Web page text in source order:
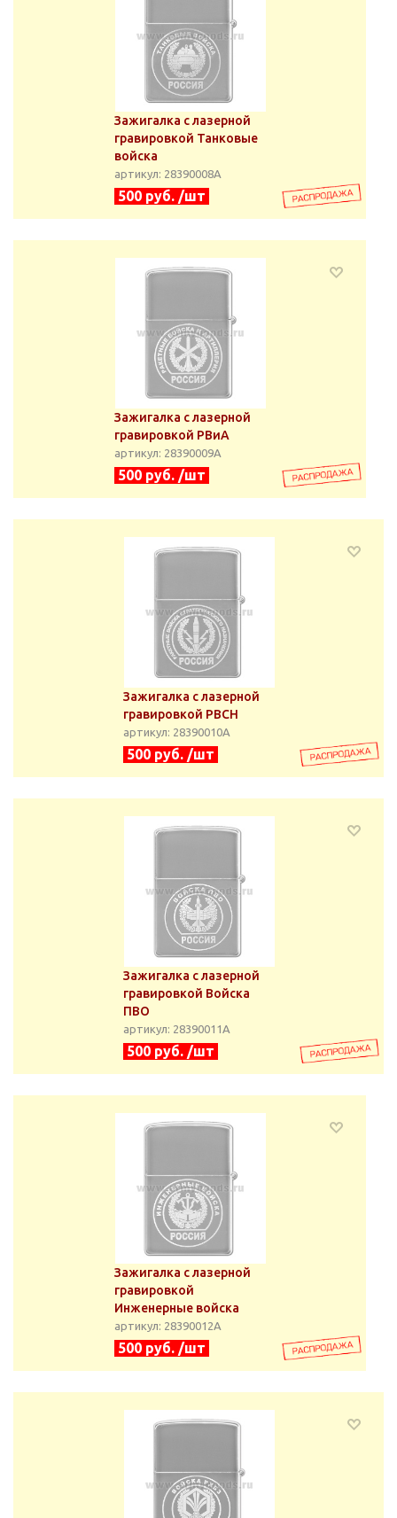
Зажигалка с лазерной
гравировкой Танковые
войска
артикул: 28390008А
500 руб. /шт
Зажигалка с лазерной
гравировкой РВиА
артикул: 28390009А
500 руб. /шт
Зажигалка с лазерной
гравировкой РВСН
артикул: 28390010А
500 руб. /шт
Зажигалка с лазерной
гравировкой Войска
ПВО
артикул: 28390011А
500 руб. /шт
Зажигалка с лазерной
гравировкой
Инженерные войска
артикул: 28390012А
500 руб. /шт